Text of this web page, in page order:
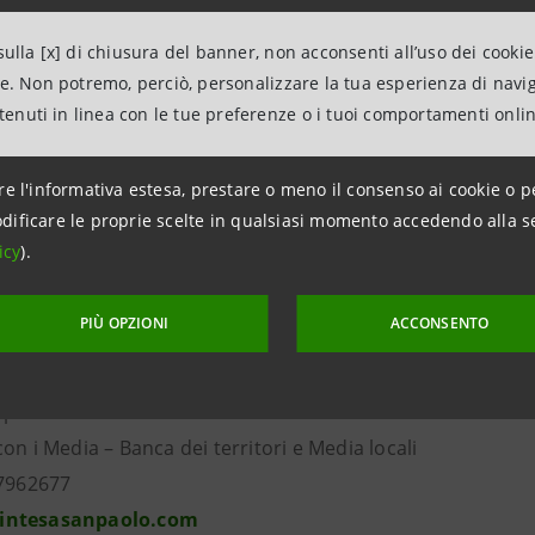
[x] di chiusura del banner, non acconsenti all’uso dei
Non potremo, perciò, personalizzare la tua esperienza di
in linea con le tue preferenze o i tuoi comportamenti
l'informativa estesa, prestare o meno il consenso ai cookie o
le proprie scelte in qualsiasi momento accedendo alla
).
PIÙ OPZIONI ACCONSENTO
i 21 direttori commerciali che si insedieranno
un’esperienza rilevante all’interno del Gruppo
rappresentano la forte volontà di Intesa
interni al Gruppo.
Banca dei Territori con 11,1 milioni clienti, oltre
operativi netti consolidati di Gruppo, si conferma
e il raggiungimento degli obiettivi previsti.
i Media – Banca dei territori e Media locali